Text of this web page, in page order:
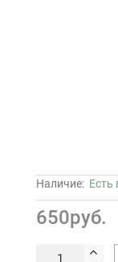
Наличие: Есть
650руб.